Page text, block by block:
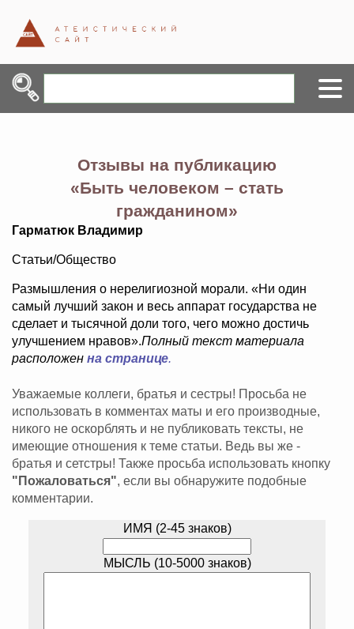
Отзывы на публикацию
«Быть человеком – стать
гражданином»
Гарматюк Владимир
Статьи/Общество
Размышления о нерелигиозной морали. «Ни один
самый лучший закон и весь аппарат государства не
сделает и тысячной доли того, чего можно достичь
улучшением нравов».Полный текст материала
расположен на странице.
Уважаемые коллеги, братья и сестры! Просьба не
использовать в комментах маты и его производные,
никого не оскорблять и не публиковать тексты, не
имеющие отношения к теме статьи. Ведь вы же -
братья и сетстры! Также просьба использовать кнопку
"Пожаловаться", если вы обнаружите подобные
комментарии.
ИМЯ (2-45 знаков)
МЫСЛЬ (10-5000 знаков)